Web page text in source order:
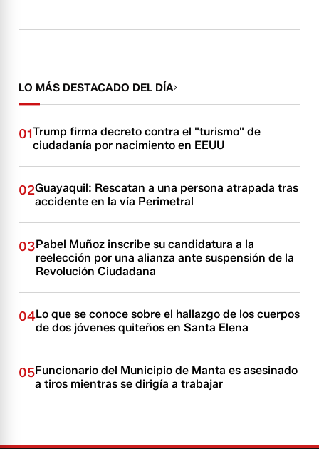
LO MÁS DESTACADO DEL DÍA
01Trump firma decreto contra el "turismo" de
ciudadanía por nacimiento en EEUU
02Guayaquil: Rescatan a una persona atrapada tras
accidente en la vía Perimetral
03Pabel Muñoz inscribe su candidatura a la
reelección por una alianza ante suspensión de la
Revolución Ciudadana
04Lo que se conoce sobre el hallazgo de los cuerpos
de dos jóvenes quiteños en Santa Elena
05Funcionario del Municipio de Manta es asesinado
a tiros mientras se dirigía a trabajar